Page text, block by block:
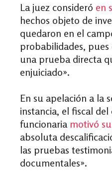
La juez consideró en
hechos objeto de
quedaron en el
probabilidades, pues
una prueba directa
enjuiciado».
En su apelación a la
instancia, el fiscal
funcionaria motivó
absoluta
las pruebas
documentales».